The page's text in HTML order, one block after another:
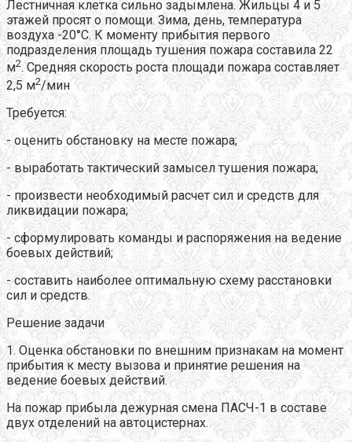
Лестничная клетка сильно задымлена. Жильцы 4 и 5
этажей просят о помощи. Зима, день, температура
воздуха -20°С. К моменту прибытия первого
подразделения площадь тушения пожара составила 22
м2. Средняя скорость роста площади пожара составляет
2,5 м2/мин
Требуется:
- оценить обстановку на месте пожара;
- выработать тактический замысел тушения пожара;
- произвести необходимый расчет сил и средств для
ликвидации пожара;
- сформулировать команды и распоряжения на ведение
боевых действий;
- составить наиболее оптимальную схему расстановки
сил и средств.
Решение задачи
1. Оценка обстановки по внешним признакам на момент
прибытия к месту вызова и принятие решения на
ведение боевых действий.
На пожар прибыла дежурная смена ПАСЧ-1 в составе
двух отделений на автоцистернах.